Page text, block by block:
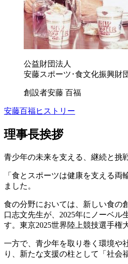
公益財団法人
安藤スポーツ･食文化振興財
創設者安藤 百福
安藤百福ヒストリー
理事長挨拶
青少年の未来を支える、継続と挑
「食とスポーツは健康を支える
ました。
食の分野においては、新しい食の
口志文先生が、2025年にノーベ
す。東京2025世界陸上競技選手権
一方で、青少年を取り巻く環境や
り、新たな支援の柱として「社会